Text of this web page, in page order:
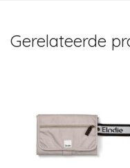
Gerelateerde